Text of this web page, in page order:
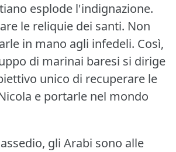
esplode l'indignazione.
le reliquie dei santi. Non
in mano agli infedeli. Così,
di marinai baresi si dirige
unico di recuperare le
e portarle nel mondo
gli Arabi sono alle